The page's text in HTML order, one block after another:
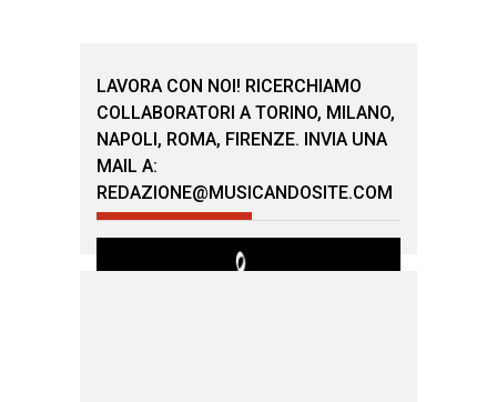
LAVORA CON NOI! RICERCHIAMO
COLLABORATORI A TORINO, MILANO,
NAPOLI, ROMA, FIRENZE. INVIA UNA
MAIL A:
REDAZIONE@MUSICANDOSITE.COM